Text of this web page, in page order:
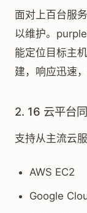
面对上百台服务
以维护。
能定位目标主
建，响应迅速
2. 16 云平台
支持从主流云
AWS EC2
Google